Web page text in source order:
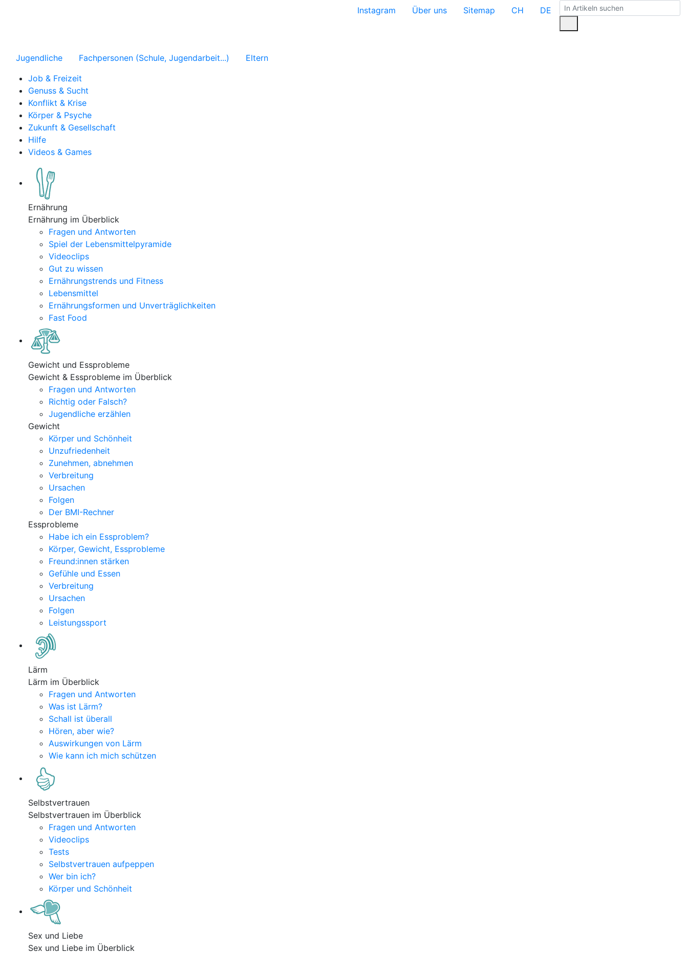
Instagram Über uns Sitemap CH DE
Jugendliche Fachpersonen (Schule, Jugendarbeit...)
Eltern
Job & Freizeit
Genuss & Sucht
Konflikt & Krise
Körper & Psyche
Zukunft & Gesellschaft
Hilfe
Videos & Games
Ernährung
Ernährung im Überblick
Fragen und Antworten
Spiel der Lebensmittelpyramide
Videoclips
Gut zu wissen
Ernährungstrends und Fitness
Lebensmittel
Ernährungsformen und Unverträglichkeiten
Fast Food
Gewicht und Essprobleme
Gewicht & Essprobleme im Überblick
Fragen und Antworten
Richtig oder Falsch?
Jugendliche erzählen
Gewicht
Körper und Schönheit
Unzufriedenheit
Zunehmen, abnehmen
Verbreitung
Ursachen
Folgen
Der BMI-Rechner
Essprobleme
Habe ich ein Essproblem?
Körper, Gewicht, Essprobleme
Freund:innen stärken
Gefühle und Essen
Verbreitung
Ursachen
Folgen
Leistungssport
Lärm
Lärm im Überblick
Fragen und Antworten
Was ist Lärm?
Schall ist überall
Hören, aber wie?
Auswirkungen von Lärm
Wie kann ich mich schützen
Selbstvertrauen
Selbstvertrauen im Überblick
Fragen und Antworten
Videoclips
Tests
Selbstvertrauen aufpeppen
Wer bin ich?
Körper und Schönheit
Sex und Liebe
Sex und Liebe im Überblick